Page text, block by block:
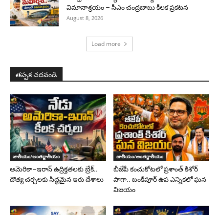
విమానాశ్రయం – సీఎం చంద్రబాబు కీలక ప్రకటన
August 8, 2026
Load more
తప్పక చదవండి
జాతీయం/అంతర్జాతీయం
అమెరికా–ఇరాన్ ఉద్రిక్తతలకు బ్రేక్..
దౌత్య చర్చలకు సిద్ధమైన ఇరు దేశాలు
జాతీయం/అంతర్జాతీయం
బీజేపీ కంచుకోటలో ప్రశాంత్ కిశోర్
పాగా.. బంకీపూర్ ఉప ఎన్నికలో ఘన
విజయం